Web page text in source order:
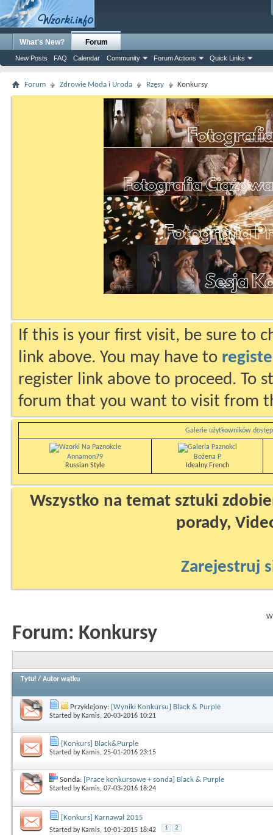
What's New? Forum
New Posts FAQ Calendar Community Forum Actions Quick Links
Forum Zdrowie Moda i Uroda Rzęsy Konkursy
If this is your first visit, be sure to
link above. You may have to
register link above to proceed. To
forum that you want to visit from
Galerie użytkowników
Annamon79
Russian Style
Bożena P
Idealny French
Wszystko na temat sztuki
porady,
Zarejestruj
Forum: Konkursy
Tytuł / Autor wątku
Przyklejony: [Wyniki Konkursu] Black & Purple
Started by Kamis, 20-03-2016 10:21
[Konkurs] Black&Purple
Started by Kamis, 25-01-2016 23:15
Sonda: [Prace konkursowe + sonda] Black & Purple
Started by Kamis, 07-03-2016 18:24
[Konkurs] Karnawał 2015
Started by Kamis, 10-01-2015 18:42 1 2